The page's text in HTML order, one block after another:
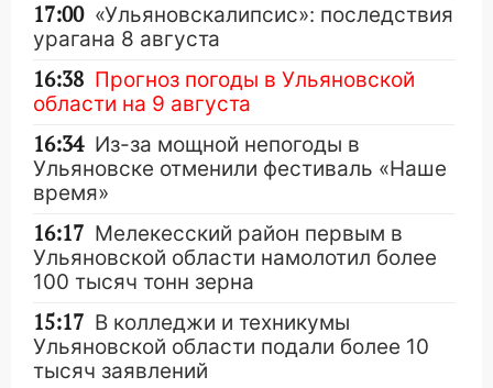
17:00 «Ульяновскалипсис»: последствия
урагана 8 августа
16:38 Прогноз погоды в Ульяновской
области на 9 августа
16:34 Из-за мощной непогоды в
Ульяновске отменили фестиваль «Наше
время»
16:17 Мелекесский район первым в
Ульяновской области намолотил более
100 тысяч тонн зерна
15:17 В колледжи и техникумы
Ульяновской области подали более 10
тысяч заявлений